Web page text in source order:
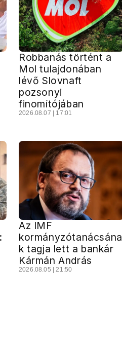
Robbanás történt a
Mol tulajdonában
lévő Slovnaft
pozsonyi
finomítójában
2026.08.07 | 17:01
Az IMF
kormányzótanácsána
k tagja lett a bankár
Kármán András
2026.08.05 | 21:50